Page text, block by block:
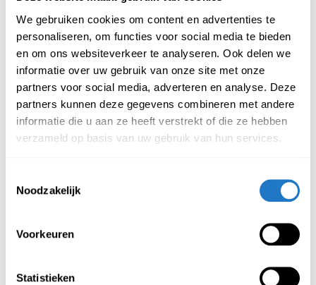
We gebruiken cookies om content en advertenties te
personaliseren, om functies voor social media te bieden
en om ons websiteverkeer te analyseren. Ook delen we
informatie over uw gebruik van onze site met onze
partners voor social media, adverteren en analyse. Deze
partners kunnen deze gegevens combineren met andere
informatie die u aan ze heeft verstrekt of die ze hebben
verzameld op basis van uw gebruik van hun services.
Noodzakelijk
Voorkeuren
Statistieken
Gewichtsregeling
Gasveer geschikt tot 200 kg
Stoel is in hoogte verstelbaar
Zitting is in diepte verstelbaar
Rug hoogte is instelbaar
Beschikt over een lendesteun verstelling
Voorzien van hoogte verstelbare armleggers
Zachte PU armlegger opdekjes
polyester
Wordt standaard gemonteerd geleverd